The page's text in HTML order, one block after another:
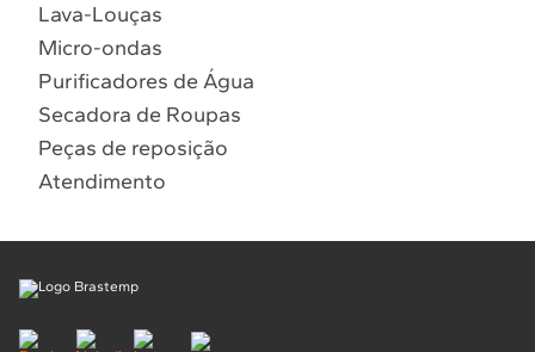
Lava-Louças
Micro-ondas
Purificadores de Água
Secadora de Roupas
Peças de reposição
Atendimento